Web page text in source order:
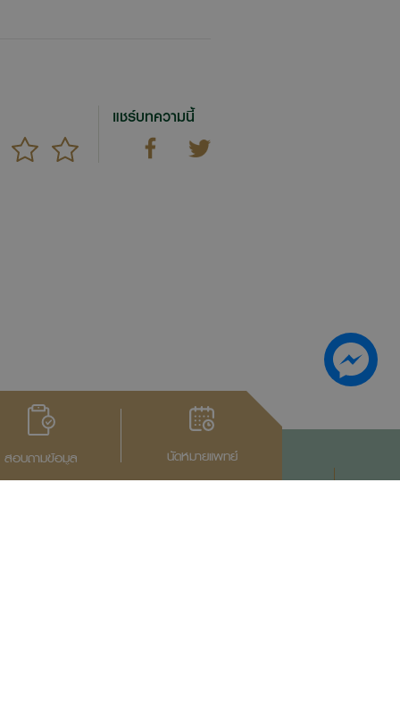
แชร์บทความนี้
สอบถามข้อมูล นัดหมายแพทย์